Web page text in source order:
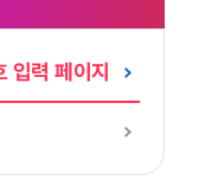
입력 페이지